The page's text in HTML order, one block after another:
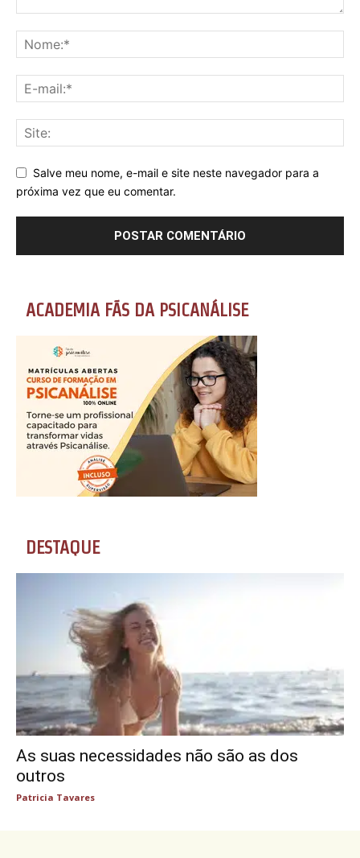
Salve meu nome, e-mail e site neste navegador para a
próxima vez que eu comentar.
ACADEMIA FÃS DA PSICANÁLISE
DESTAQUE
As suas necessidades não são as dos
outros
Patricia Tavares